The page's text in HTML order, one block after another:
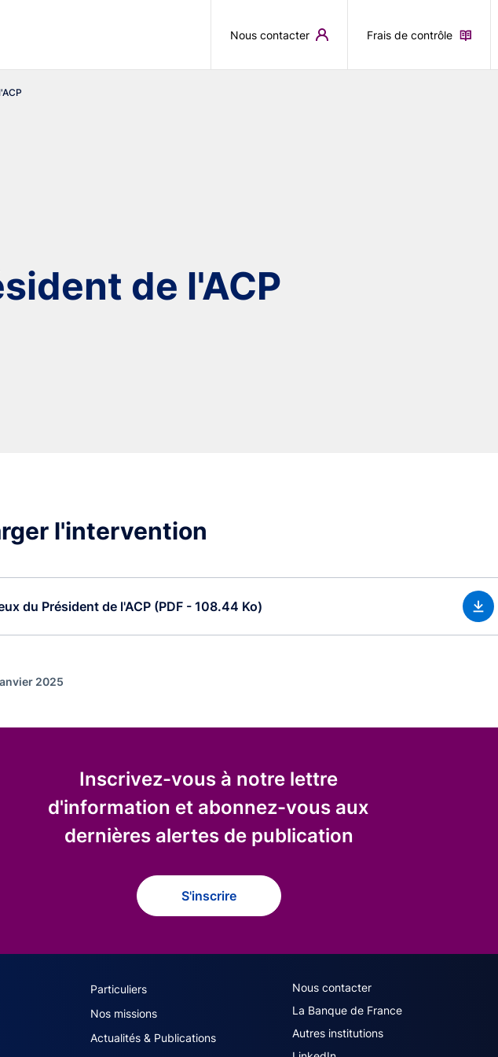
Nous contacter Frais de contrôle
de l'ACP
l'intervention
du Président de l'ACP (PDF - 108.44 Ko)
2025
Inscrivez-vous à notre lettre
d'information et abonnez-vous aux
dernières alertes de publication
S'inscrire
navigation (French)
Particuliers
Nos missions
Actualités & Publications
ACPR footer secondary menu (French)
Nous contacter
La Banque de France
Autres institutions